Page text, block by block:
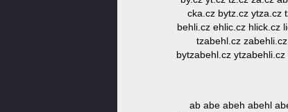
cka.cz bytz.cz ytza.cz
behli.cz ehlic.cz hlick.cz
tzabehl.cz
bytzabehl.cz
ab abe abeh abehl